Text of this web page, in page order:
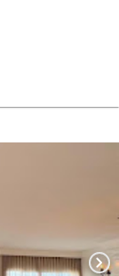
chevron_right